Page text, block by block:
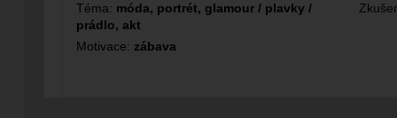
Téma: móda, portrét, glamour / plavky /
prádlo, akt
Motivace: zábava